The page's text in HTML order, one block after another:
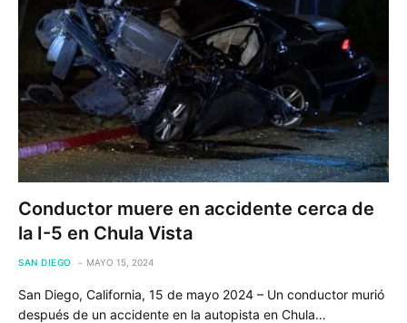
Conductor muere en accidente cerca de
la I-5 en Chula Vista
SAN DIEGO MAYO 15, 2024
San Diego, California, 15 de mayo 2024 – Un conductor murió
después de un accidente en la autopista en Chula…